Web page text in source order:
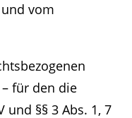
und vom
für den die
und §§ 3 Abs. 1, 7